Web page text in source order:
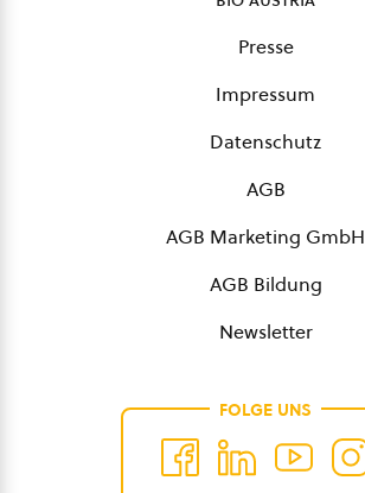
Presse
Impressum
Datenschutz
AGB
AGB Marketing GmbH
AGB Bildung
Newsletter
FOLGE UNS